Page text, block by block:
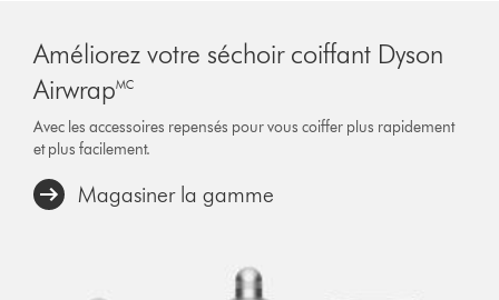
Améliorez votre séchoir coiffant Dyson
Airwrap🅪
Avec les accessoires repensés pour vous coiffer plus rapidement
et plus facilement.
Magasiner la gamme